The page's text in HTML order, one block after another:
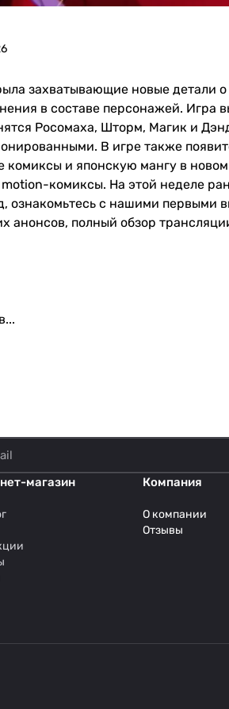
захватывающие новые детали
в составе персонажей. Игра
Росомаха, Шторм, Магик и
В игре также
комиксы и японскую мангу в
комиксы. На этой неделе
ознакомьтесь с нашими первыми
анонсов, полный обзор
магазин Компания
О компании
Отзывы